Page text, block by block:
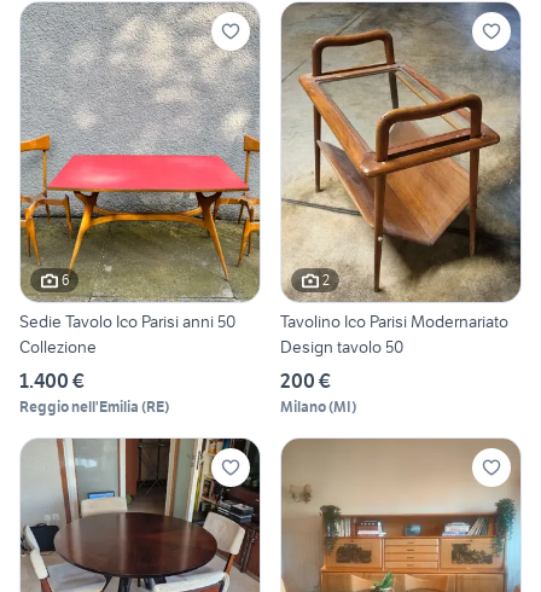
6
Sedie Tavolo Ico Parisi anni 50
Collezione
1.400 €
Reggio nell'Emilia (RE)
2
Tavolino Ico Parisi Modernariato
Design tavolo 50
200 €
Milano(MI)